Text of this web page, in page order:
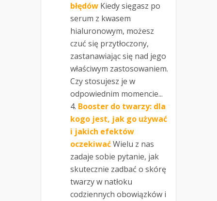
błędów Kiedy sięgasz po
serum z kwasem
hialuronowym, możesz
czuć się przytłoczony,
zastanawiając się nad jego
właściwym zastosowaniem.
Czy stosujesz je w
odpowiednim momencie...
Booster do twarzy: dla
kogo jest, jak go używać
i jakich efektów
oczekiwaćWielu z nas
zadaje sobie pytanie, jak
skutecznie zadbać o skórę
twarzy w natłoku
codziennych obowiązków i